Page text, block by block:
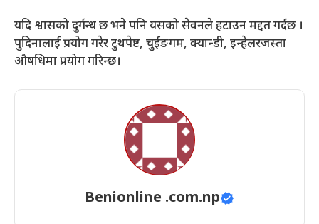
यदि श्वासको दुर्गन्ध छ भने पनि यसको सेवनले हटाउन मद्दत गर्दछ ।
पुदिनालाई प्रयोग गरेर टुथपेष्ट, चुईङगम, क्यान्डी, इन्हेलरजस्ता
औषधिमा प्रयोग गरिन्छ।
Benionline .com.np